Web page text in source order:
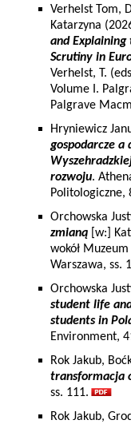
Verhelst Tom,
Katarzyna
and
Scrutiny in
Verhelst, T.
Volume I.
Palgrave
Hryniewicz
gospodarcze
rozwoju.
Politologiczne,
Orchowska
zmianą [w:]
wokół
Warszawa, ss.
Orchowska
student life
students in
Environment,
Rok Jakub,
transformacja
ss. 111.
Rok Jakub,